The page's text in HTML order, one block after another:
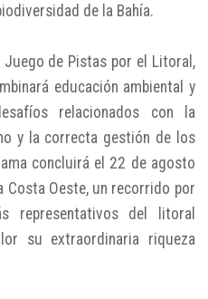
de la Bahía.
de Pistas por el Litoral,
educación ambiental y
relacionados con la
y la correcta gestión de los
concluirá el 22 de agosto
Costa Oeste, un recorrido por
representativos del litoral
su extraordinaria riqueza